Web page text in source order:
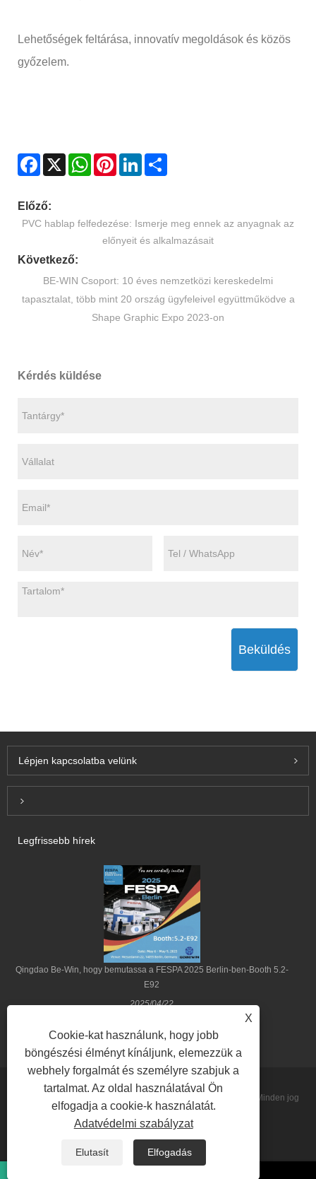
Lehetőségek feltárása, innovatív megoldások és közös
győzelem.
Facebook
X WhatsApp
PinterestLinkedIn
Előző:
PVC hablap felfedezése: Ismerje meg ennek az anyagnak az
előnyeit és alkalmazásait
Következő:
BE-WIN Csoport: 10 éves nemzetközi kereskedelmi
tapasztalat, több mint 20 ország ügyfeleivel együttműködve a
Shape Graphic Expo 2023-on
Kérdés küldése
Beküldés
Lépjen kapcsolatba velünk
Inquiry For Pricelist
Legfrissebb hírek
Qingdao Be-Win, hogy bemutassa a FESPA 2025 Berlin-ben-Booth 5.2-
E92
2025/04/22
Copyright © 2022 Qingdao Be-Win Industrial & Trade Co., Ltd. Minden jog
fenntartva.
Sitemap XML
X
Cookie-kat használunk, hogy jobb
böngészési élményt kínáljunk, elemezzük a
webhely forgalmát és személyre szabjuk a
tartalmat. Az oldal használatával Ön
elfogadja a cookie-k használatát.
Adatvédelmi szabályzat
Elutasít Elfogadás